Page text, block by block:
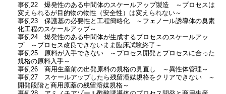
事例22 爆発性のある中間体のスケールアップ製造 ～プロセスは
変えられるが目的物の物性（安全性）は変えられない～
事例23 保護基の必要性と工程簡略化 ～フェノール誘導体の臭素
化工程のスケールアップ～
事例24 爆発性のある中間体が生成するプロセスのスケールアッ
プ ～プロセス改良できないまま臨床試験終了～
事例25 原料が入手できない ～プロセス開発とプロセスに合った
規格の原料入手～
事例26 商用生産前の出発原料の規格の見直し ～異性体管理～
事例27 スケールアップしたら残留溶媒規格をクリアできない ～
開発段階と商用原薬の残留溶媒規格～